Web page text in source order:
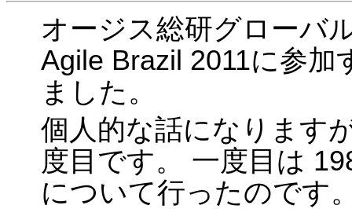
オージス総研グローバ
Agile Brazil 2011に参
ました。
個人的な話になります
度目です。 一度目は
について行ったのです